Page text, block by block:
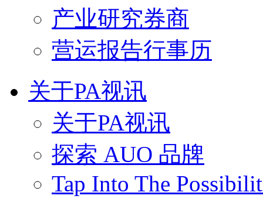
产业研究券商
营运报告行事历
关于PA视讯
关于PA视讯
探索 AUO 品牌
Tap Into The